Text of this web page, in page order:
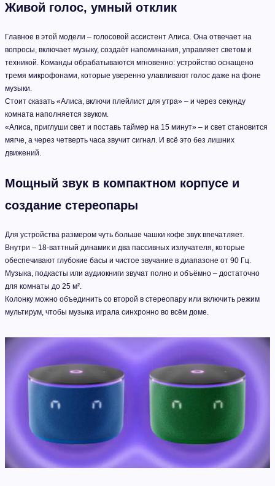
Живой голос, умный отклик
Главное в этой модели – голосовой ассистент Алиса. Она отвечает на
вопросы, включает музыку, создаёт напоминания, управляет светом и
техникой. Команды обрабатываются мгновенно: устройство оснащено
тремя микрофонами, которые уверенно улавливают голос даже на фоне
музыки.
Стоит сказать «Алиса, включи плейлист для утра» – и через секунду
комната наполняется звуком.
«Алиса, приглуши свет и поставь таймер на 15 минут» – и свет становится
мягче, а через четверть часа звучит сигнал. И всё это без лишних
движений.
Мощный звук в компактном корпусе и
создание стереопары
Для устройства размером чуть больше чашки кофе звук впечатляет.
Внутри – 18-ваттный динамик и два пассивных излучателя, которые
обеспечивают глубокие басы и чистое звучание в диапазоне от 90 Гц.
Музыка, подкасты или аудиокниги звучат полно и объёмно – достаточно
для комнаты до 25 м².
Колонку можно объединить со второй в стереопару или включить режим
мультирум, чтобы музыка играла синхронно во всём доме.